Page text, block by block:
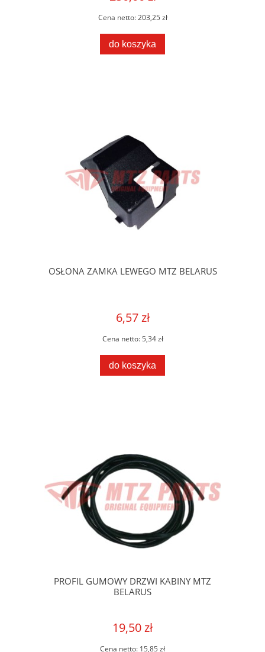
Cena netto:203,25 zł
do koszyka
OSŁONA ZAMKA LEWEGO MTZ BELARUS
6,57 zł
Cena netto:5,34 zł
do koszyka
PROFIL GUMOWY DRZWI KABINY MTZ
BELARUS
19,50 zł
Cena netto: 15,85 zł